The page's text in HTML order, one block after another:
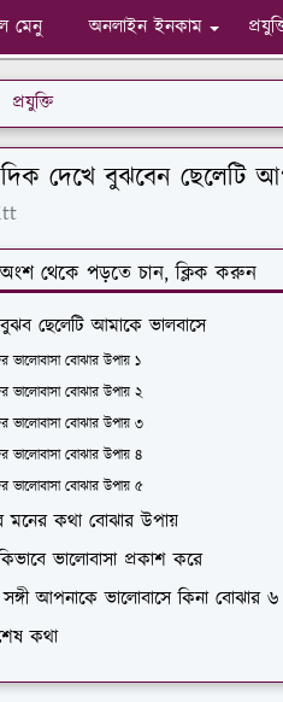
মেনু অনলাইন ইনকাম
প্রযুক্তি
দেখে বুঝবেন ছেলেটি
অংশ থেকে পড়তে চান, ক্লিক করুন
ছেলেটি আমাকে ভালবাসে
ভালোবাসা বোঝার উপায় ১
ভালোবাসা বোঝার উপায় ২
ভালোবাসা বোঝার উপায় ৩
ভালোবাসা বোঝার উপায় ৪
ভালোবাসা বোঝার উপায় ৫
মনের কথা বোঝার উপায়
ভালোবাসা প্রকাশ করে
আপনাকে ভালোবাসে কিনা বোঝার
কথা